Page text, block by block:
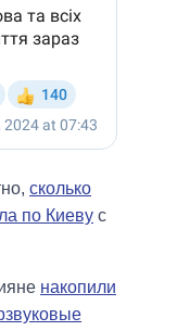
сколько
по Киеву с
накопили